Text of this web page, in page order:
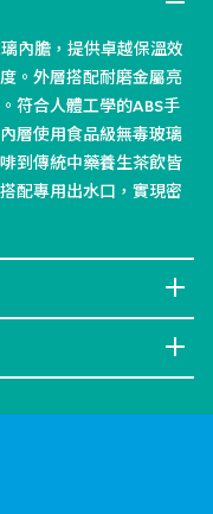
內膽，提供卓越保溫效
。外層搭配耐磨金屬亮
符合人體工學的ABS手
層使用食品級無毒玻璃
到傳統中藥養生茶飲皆
配專用出水口，實現密